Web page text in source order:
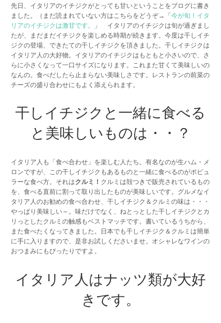
先日、イタリアのイチジクがとっても甘いということをブログに書き
ました。（まだ読まれていない方はこちらをどうぞ→「今が旬！イタ
リアのイチジクは激甘です。
」 イタリアのイチジクは旬が過ぎまし
たが、まだまだイチジクを楽しめる時期が続きます。今度は干しイチ
ジクの登場、できたての干しイチジクを頂きました。干しイチジクは
イタリア人の大好物。イタリアのイチジクはもともと小さいので、さ
らに小さくなって一口サイズになります。これまた甘くて美味しいの
なんの。食べだしたら止まらない美味しさです。レストランの前菜の
チーズの盛り合わせにもよく添えられます。
干しイチジクと一緒に食べる
と美味しいものは・・？
イタリア人も「食べ合わせ」を楽しむ人たち。有名なのが生ハム・メ
ロンですが、この干しイチジクもあるものと一緒に食べるのがポピュ
ラーな食べ方。それはクルミ！ クルミは殻つきで販売されているもの
を、食べる直前に割って取り出したものが美味しいです。グルメなイ
タリア人のお勧めの食べ合わせ、干しイチジク＆クルミの味は・・・
やっぱり美味しい～。味だけでなく、ねとっとした干しイチジクとカ
リっとしたクルミの触感もベストマッチです。書いているうちから、
また食べたくなってきました。日本でも干しイチジク＆クルミは簡単
に手に入りますので、是非お試しくださいませ。オシャレなワインの
おつまみにもぴったりですよ。
イタリア人はナッツ類が大好
きです。